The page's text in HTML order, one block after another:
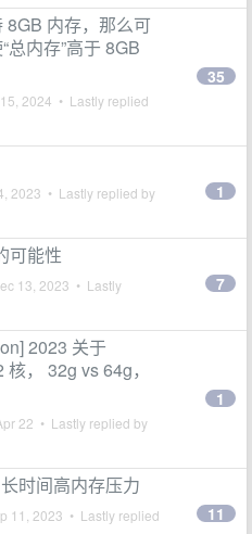
内存，那么可
总内存”高于 8GB
2024 • Lastly replied
35
2023 • Lastly replied by 1
可能性
13, 2023 • Lastly
7
2023 关于
， 32g vs 64g，
22 • Lastly replied by
1
时间高内存压力
11, 2023 • Lastly replied
11